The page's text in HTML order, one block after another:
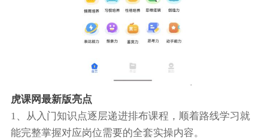
虎课网最新版亮点
1、从入门知识点逐层递进排布课程，顺着路线学习就
能完整掌握对应岗位需要的全套实操内容。